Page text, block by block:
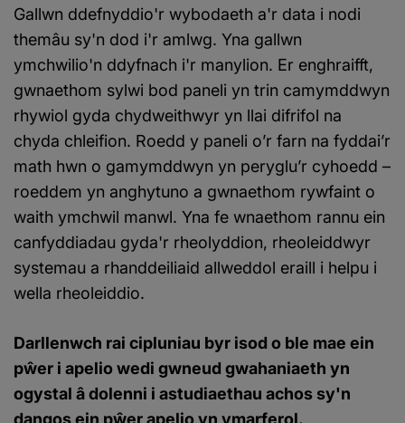
Gallwn ddefnyddio'r wybodaeth a'r data i nodi
themâu sy'n dod i'r amlwg. Yna gallwn
ymchwilio'n ddyfnach i'r manylion. Er enghraifft,
gwnaethom sylwi bod paneli yn trin camymddwyn
rhywiol gyda chydweithwyr yn llai difrifol na
chyda chleifion. Roedd y paneli o’r farn na fyddai’r
math hwn o gamymddwyn yn peryglu’r cyhoedd –
roeddem yn anghytuno a gwnaethom rywfaint o
waith ymchwil manwl. Yna fe wnaethom rannu ein
canfyddiadau gyda'r rheolyddion, rheoleiddwyr
systemau a rhanddeiliaid allweddol eraill i helpu i
wella rheoleiddio.
Darllenwch rai cipluniau byr isod o ble mae ein
pŵer i apelio wedi gwneud gwahaniaeth yn
ogystal â dolenni i astudiaethau achos sy'n